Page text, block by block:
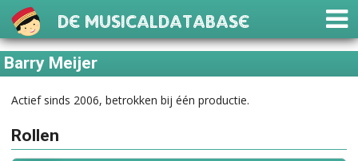
De Musicaldatabase
Barry Meijer
Actief sinds 2006, betrokken bij één productie.
Rollen